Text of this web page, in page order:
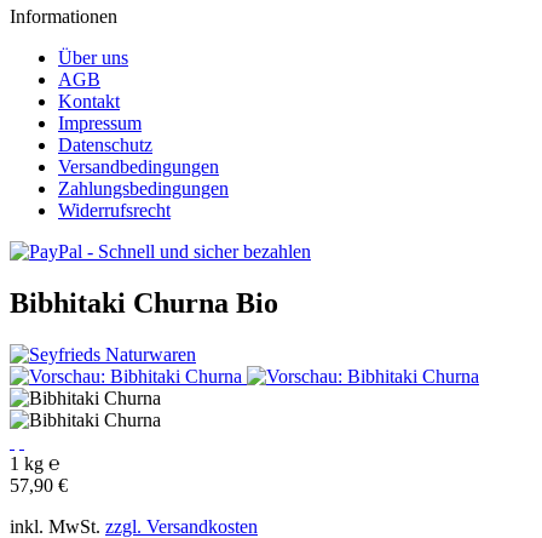
Informationen
Über uns
AGB
Kontakt
Impressum
Datenschutz
Versandbedingungen
Zahlungsbedingungen
Widerrufsrecht
Bibhitaki Churna Bio
1 kg ℮
57,90 €
inkl. MwSt. zzgl. Versandkosten